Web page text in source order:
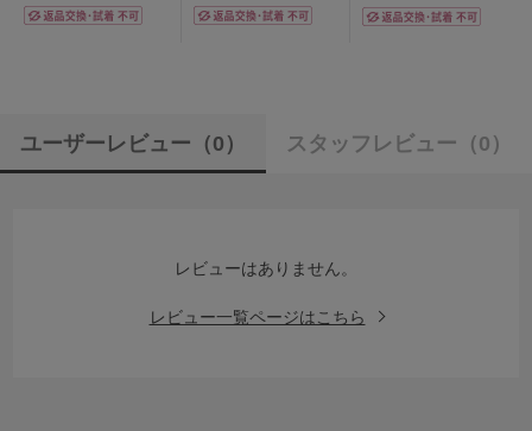
ユーザーレビュー （0） スタッフレビュー （0）
レビューはありません。
レビュー一覧ページはこちら